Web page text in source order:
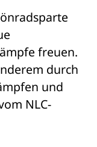
freuen.
durch
und
NLC-